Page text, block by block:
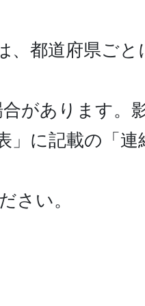
、都道府県ご
があります。
に記載の「
さい。